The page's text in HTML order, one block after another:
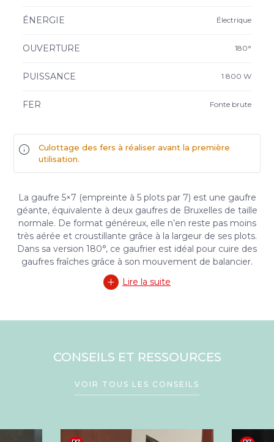
ÉNERGIE Électrique
OUVERTURE 180°
PUISSANCE 1 800 W
FER Fonte brute
Culottage des fers à réaliser avant la première
utilisation.
La gaufre 5×7 (empreinte à 5 plots par 7) est une gaufre
géante, équivalente à deux gaufres de Bruxelles de taille
normale. De format généreux, elle n’en reste pas moins
très aérée et croustillante grâce à la largeur de ses plots.
Dans sa version 180°, ce gaufrier est idéal pour cuire des
gaufres fraîches grâce à son mouvement de balancier.
Lire la suite
CONSEILS ET RESSOURCES
VOIR TOUS LES CONSEILS